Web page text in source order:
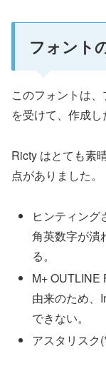
フォント
このフォントは
を受けて、作成し
Ricty はとても素
点がありました。
ヒンティン
角英数字が潰
る。
M+ OUTLINE
由来のため、
できない。
アスタリスク